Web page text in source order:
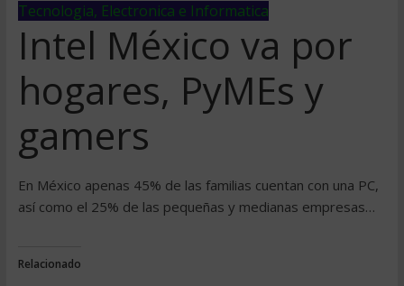
Tecnologia, Electronica e Informatica
Intel México va por
hogares, PyMEs y
gamers
En México apenas 45% de las familias cuentan con una PC,
así como el 25% de las pequeñas y medianas empresas…
Relacionado